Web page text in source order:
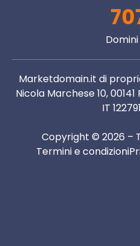
Marketdomain.it di
Nicola Marchese 10,
IT
Copyright © 2026 –
Termini e condizioni